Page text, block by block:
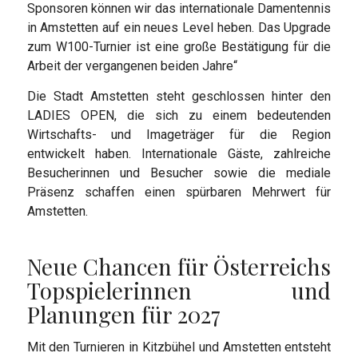
Sponsoren können wir das internationale Damentennis
in Amstetten auf ein neues Level heben. Das Upgrade
zum W100-Turnier ist eine große Bestätigung für die
Arbeit der vergangenen beiden Jahre“
Die Stadt Amstetten steht geschlossen hinter den
LADIES OPEN, die sich zu einem bedeutenden
Wirtschafts- und Imageträger für die Region
entwickelt haben. Internationale Gäste, zahlreiche
Besucherinnen und Besucher sowie die mediale
Präsenz schaffen einen spürbaren Mehrwert für
Amstetten.
Neue Chancen für Österreichs
Topspielerinnen und
Planungen für 2027
Mit den Turnieren in Kitzbühel und Amstetten entsteht